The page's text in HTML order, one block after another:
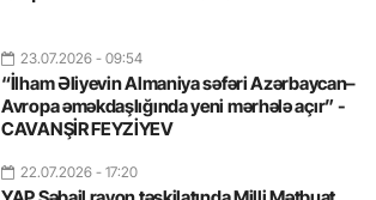
23.07.2026 - 09:54
“İlham Əliyevin Almaniya səfəri Azərbaycan–
Avropa əməkdaşlığında yeni mərhələ açır” -
CAVANŞİR FEYZİYEV
22.07.2026 - 17:20